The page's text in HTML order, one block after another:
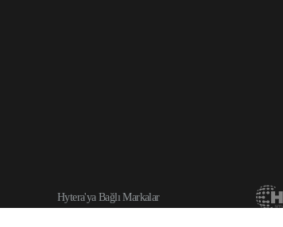
Hytera'ya Bağlı Markalar